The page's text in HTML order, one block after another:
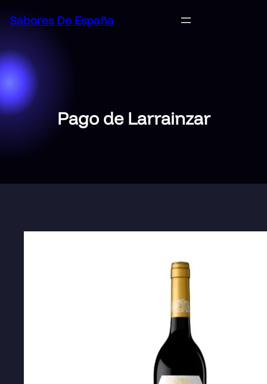
Sabores De España
Pago de Larrainzar